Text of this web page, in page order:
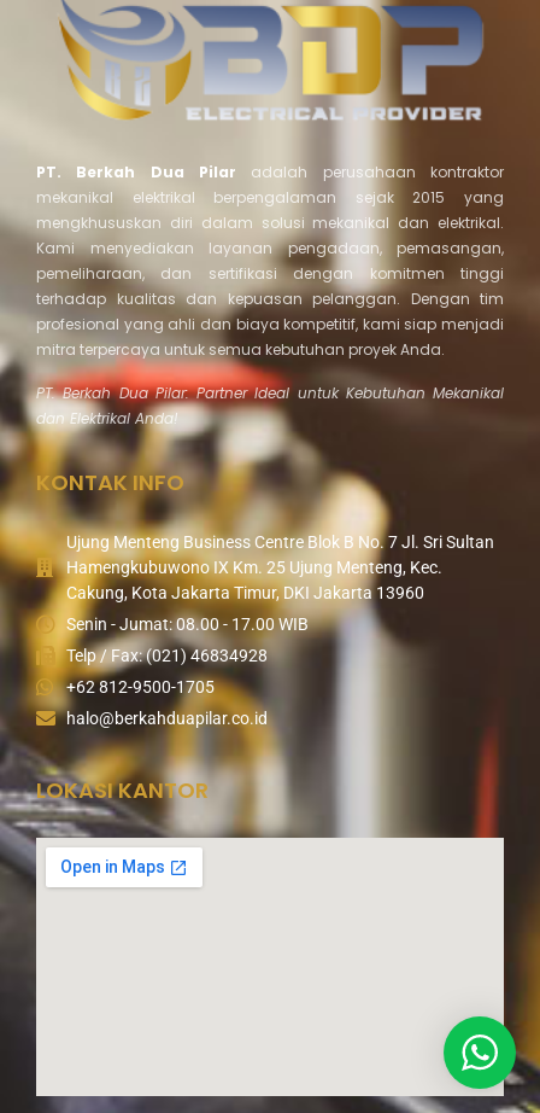
PT. Berkah Dua Pilar adalah perusahaan kontraktor
mekanikal elektrikal berpengalaman sejak 2015 yang
mengkhususkan diri dalam solusi mekanikal dan elektrikal.
Kami menyediakan layanan pengadaan, pemasangan,
pemeliharaan, dan sertifikasi dengan komitmen tinggi
terhadap kualitas dan kepuasan pelanggan. Dengan tim
profesional yang ahli dan biaya kompetitif, kami siap menjadi
mitra terpercaya untuk semua kebutuhan proyek Anda.
PT. Berkah Dua Pilar: Partner Ideal untuk Kebutuhan Mekanikal
dan Elektrikal Anda!
KONTAK INFO
Ujung Menteng Business Centre Blok B No. 7 Jl. Sri Sultan
Hamengkubuwono IX Km. 25 Ujung Menteng, Kec.
Cakung, Kota Jakarta Timur, DKI Jakarta 13960
Senin - Jumat: 08.00 - 17.00 WIB
Telp / Fax: (021) 46834928
+62 812-9500-1705
halo@berkahduapilar.co.id
LOKASI KANTOR